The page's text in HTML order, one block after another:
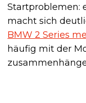
Startproblemen:
macht sich
BMW 2 Series
häufig mit der